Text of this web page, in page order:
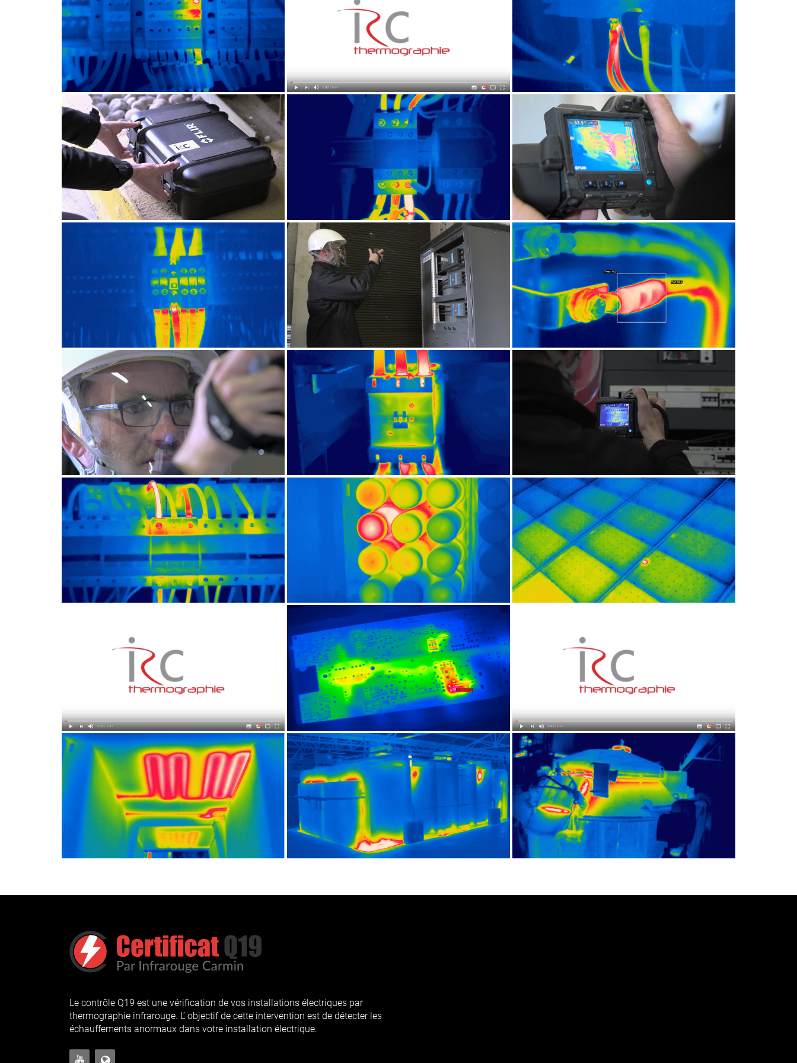
CONTRÔLE ÉLECTRIQUE VIDÉO CONTRÔLE ÉLECTRIQUE
CONTRÔLE
ÉLECTRIQUEAUTRE
APPLICATION
CONTRÔLE ÉLECTRIQUE CONTRÔLE ÉLECTRIQUE
CONTRÔLE ÉLECTRIQUE CONTRÔLE ÉLECTRIQUE CONTRÔLE ÉLECTRIQUE
CONTRÔLE
ÉLECTRIQUEAUTRE
APPLICATION
CONTRÔLE ÉLECTRIQUE CONTRÔLE ÉLECTRIQUE
CONTRÔLE ÉLECTRIQUE CONTRÔLE ÉLECTRIQUE AUTRE APPLICATION
VIDÉO AUTRE APPLICATION VIDÉO
AUTRE APPLICATION AUTRE APPLICATION AUTRE APPLICATION
Le contrôle Q19 est une vérification de vos installations électriques par
thermographie infrarouge. L’ objectif de cette intervention est de détecter les
échauffements anormaux dans votre installation électrique.